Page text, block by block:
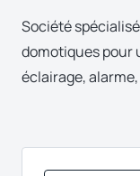
Société
domotiques pour
éclairage,